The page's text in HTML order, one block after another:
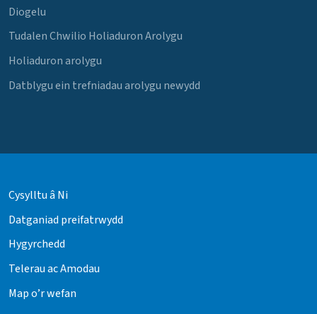
Diogelu
Tudalen Chwilio Holiaduron Arolygu
Holiaduron arolygu
Datblygu ein trefniadau arolygu newydd
Cysylltu â Ni
Datganiad preifatrwydd
Hygyrchedd
Telerau ac Amodau
Map o’r wefan